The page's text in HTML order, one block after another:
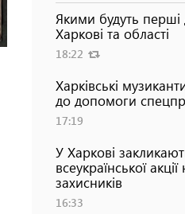
Якими будуть перші
Харкові та області
18:22
Харківські
до допомоги
17:19
У Харкові
всеукраїнської
захисників
16:33